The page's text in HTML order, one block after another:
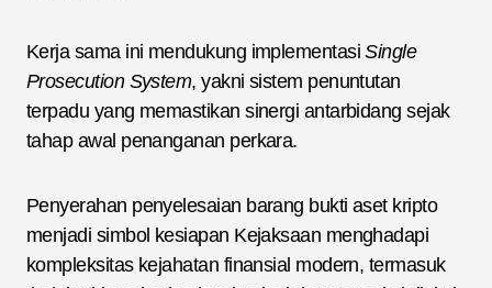
Kerja sama ini mendukung implementasiSingle
Prosecution System, yakni sistem penuntutan
terpadu yang memastikan sinergi antarbidang sejak
tahap awal penanganan perkara.
Penyerahan penyelesaian barang bukti aset kripto
menjadi simbol kesiapan Kejaksaan menghadapi
kompleksitas kejahatan finansial modern, termasuk